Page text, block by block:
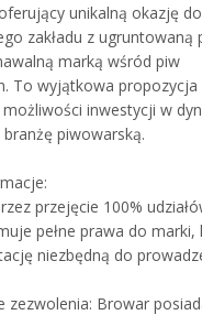
unikalną okazję
zakładu z ugruntowaną
marką wśród piw
To wyjątkowa propozycja
inwestycji w
piwowarską.
przejęcie 100%
pełne prawa do
niezbędną do
zezwolenia: Browar